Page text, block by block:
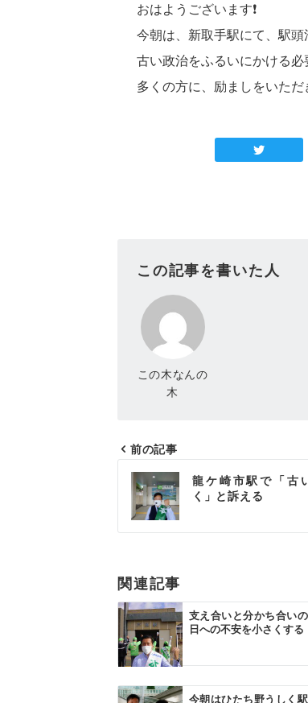
おはようございます❗
今朝は、新取手駅にて、駅
古い政治をふるいにかける必
多くの方に、励ましをいた
この記事を書いた人
この木なんの
木
投
ナ
ゲ
ー
シ
ョ
ン
前の記事
龍ケ崎市駅で「古
く」と訴える
関連記事
支え合いと分かち合い
日への不安を小さくする
今朝はひたち野うしく